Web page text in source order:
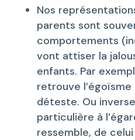
Nos
parents sont
comportements
vont attiser la
enfants. Par
retrouve
déteste. Ou
particulière à
ressemble, de